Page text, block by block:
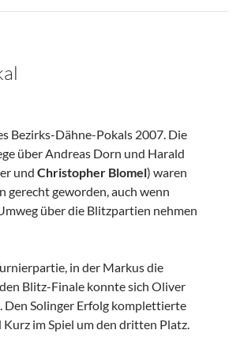
Bezirks-Dähne-Pokals 2007. Die
über Andreas Dorn und Harald
und Christopher Blomel) waren
geworden, auch wenn
über die Blitzpartien nehmen
in der Markus die
Blitz-Finale konnte sich Oliver
Den Solinger Erfolg komplettierte
im Spiel um den dritten Platz.